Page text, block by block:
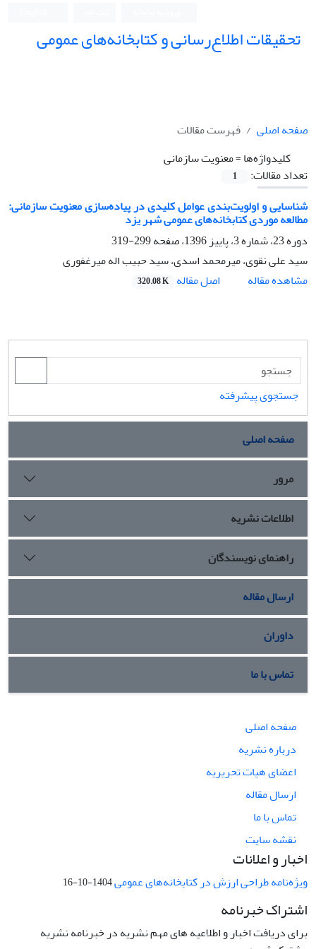
تحقیقات اطلاع‌رسانی و کتابخانه‌های عمومی
صفحه اصلی
فهرست مقالات
کلیدواژه‌ها =معنویت سازمانی
تعداد مقالات:
1
شناسایی و اولویت‌بندی عوامل کلیدی در پیاده‌سازی معنویت سازمانی:
مطالعه موردی کتابخانه‌های عمومی شهر یزد
دوره 23، شماره 3، پاییز 1396، صفحه
299-319
سید علی نقوی، میرمحمد اسدی، سید حبیب اله میرغفوری
مشاهده مقاله
اصل مقاله 320.08 K
جستجوی پیشرفته
صفحه اصلی
مرور
اطلاعات نشریه
راهنمای نویسندگان
ارسال مقاله
داوران
تماس با ما
صفحه اصلی
درباره نشریه
اعضای هیات تحریریه
ارسال مقاله
تماس با ما
نقشه سایت
اخبار و اعلانات
ویژه‌نامه طراحی ارزش در کتابخانه‌های عمومی1404-10-16
اشتراک خبرنامه
برای دریافت اخبار و اطلاعیه های مهم نشریه در خبرنامه نشریه